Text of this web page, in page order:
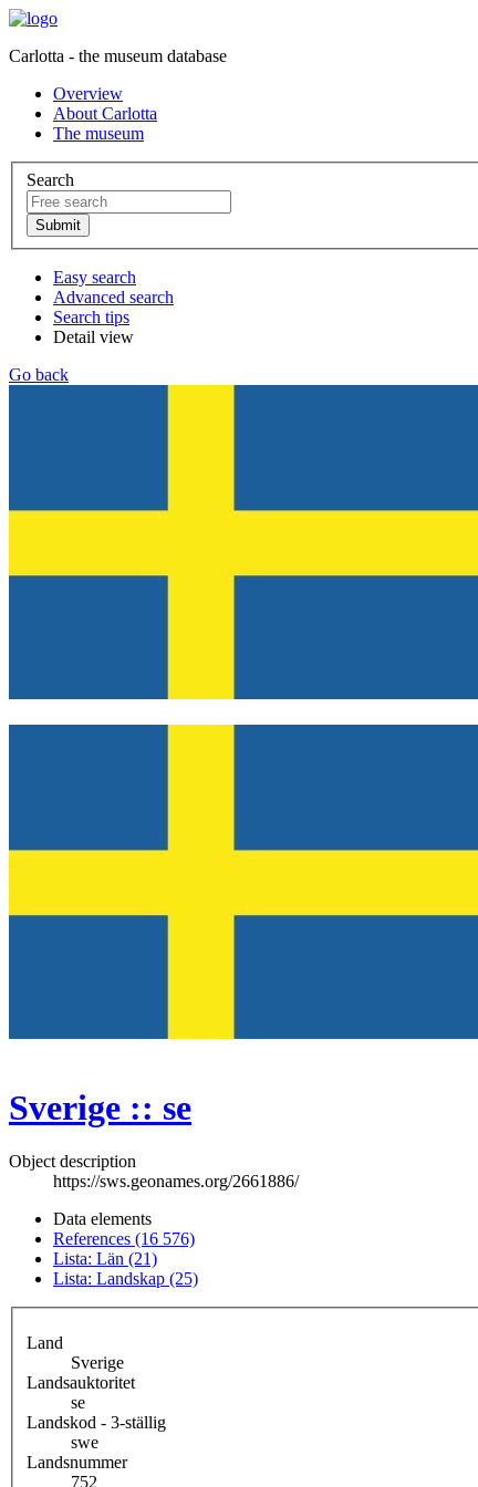
Carlotta - the museum database
Overview
About Carlotta
The museum
Search
Easy search
Advanced search
Search tips
Detail view
Go back
Sverige :: se
Object description
https://sws.geonames.org/2661886/
Data elements
References (16 576)
Lista: Län (21)
Lista: Landskap (25)
Land
Sverige
Landsauktoritet
se
Landskod - 3-ställig
swe
Landsnummer
752